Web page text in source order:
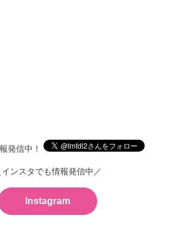
発信中！
インスタでも情報発信中／
Instagram